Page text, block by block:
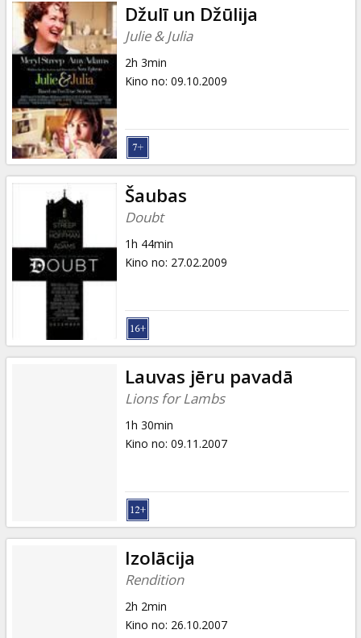
Džulī un Džūlija
Julie & Julia
2h 3min
Kino no: 09.10.2009
Šaubas
Doubt
1h 44min
Kino no: 27.02.2009
Lauvas jēru pavadā
Lions for Lambs
1h 30min
Kino no: 09.11.2007
Izolācija
Rendition
2h 2min
Kino no: 26.10.2007